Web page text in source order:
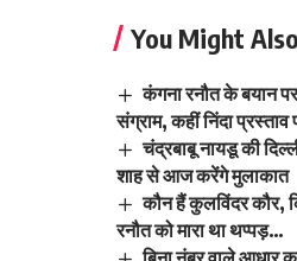
You Might
कंगना रनौत के बयान
संग्राम, कहीं निंदा प्रस्ताव
चंद्रबाबू नायडू की
शाह से आज करेंगे मुलाकात
कौन हैं कुलविंदर कौर,
रनौत को मारा था थप्पड़…